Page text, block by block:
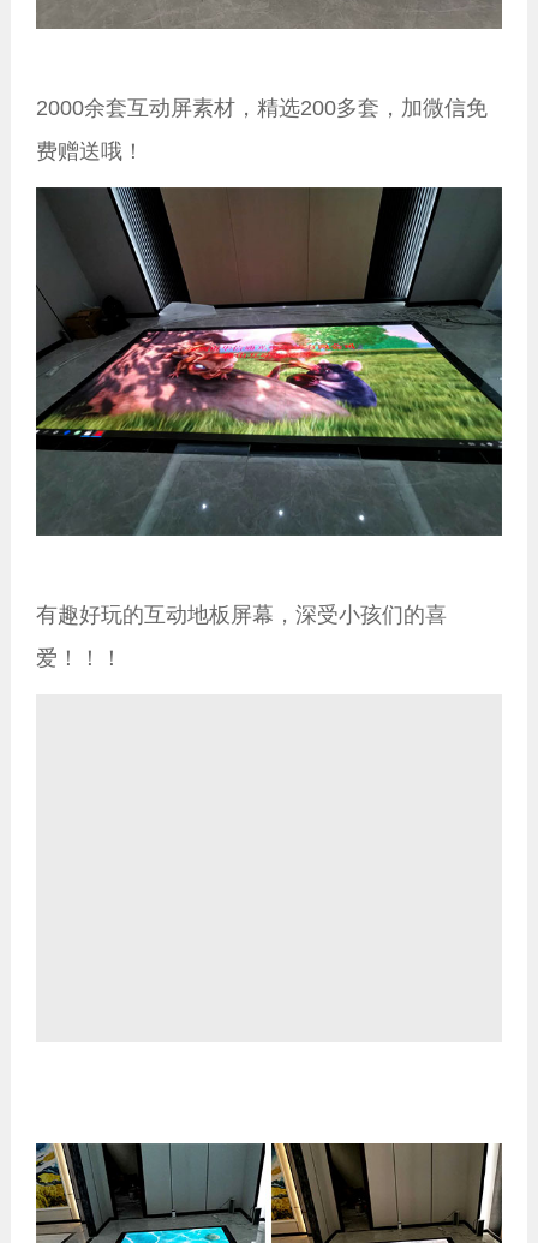
2000余套互动屏素材，精选200多套，加微信免
费赠送哦！
有趣好玩的互动地板屏幕，深受小孩们的喜
爱！！！